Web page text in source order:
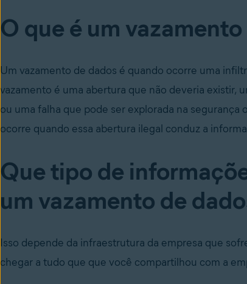
O que é um
Um vazamento de dados é quando ocorre uma
vazamento é uma abertura que não deveria existir,
ou uma falha que pode ser explorada na segurança
ocorre quando essa abertura ilegal conduz a
Que tipo de
um vazamento de
Isso depende da infraestrutura da empresa que
chegar a tudo que que você compartilhou com a